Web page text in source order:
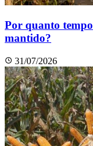
Por quanto
mantido?
31/07/2026